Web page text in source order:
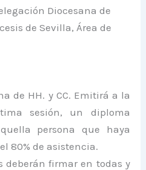
Diocesana de
de Sevilla, Área de
de HH. y CC. Emitirá a la
sesión, un diploma
persona que haya
80% de asistencia.
deberán firmar en todas y